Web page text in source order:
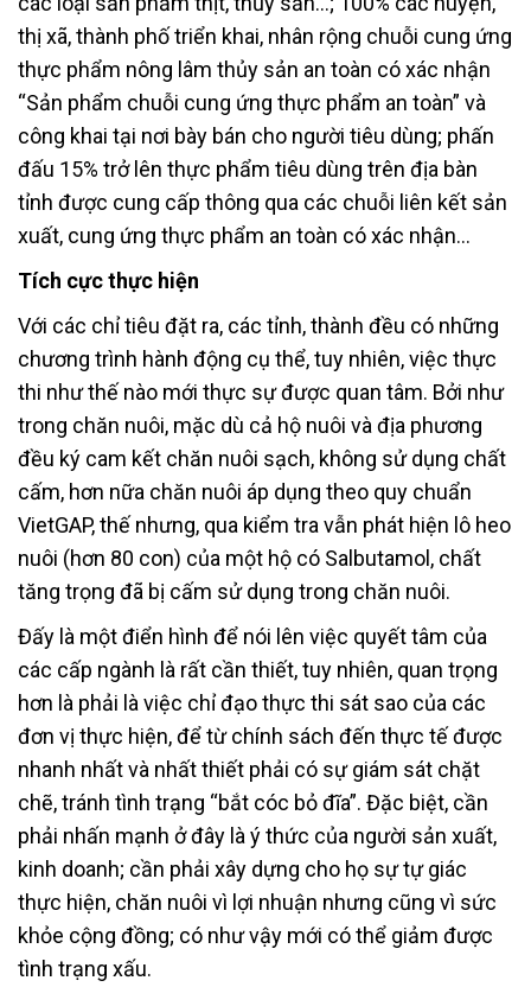
thị xã, thành phố triển khai, nhân rộng chuỗi cung ứng
thực phẩm nông lâm thủy sản an toàn có xác nhận
“Sản phẩm chuỗi cung ứng thực phẩm an toàn” và
công khai tại nơi bày bán cho người tiêu dùng; phấn
đấu 15% trở lên thực phẩm tiêu dùng trên địa bàn
tỉnh được cung cấp thông qua các chuỗi liên kết sản
xuất, cung ứng thực phẩm an toàn có xác nhận…
Tích cực thực hiện
Với các chỉ tiêu đặt ra, các tỉnh, thành đều có những
chương trình hành động cụ thể, tuy nhiên, việc thực
thi như thế nào mới thực sự được quan tâm. Bởi như
trong chăn nuôi, mặc dù cả hộ nuôi và địa phương
đều ký cam kết chăn nuôi sạch, không sử dụng chất
cấm, hơn nữa chăn nuôi áp dụng theo quy chuẩn
VietGAP, thế nhưng, qua kiểm tra vẫn phát hiện lô heo
nuôi (hơn 80 con) của một hộ có Salbutamol, chất
tăng trọng đã bị cấm sử dụng trong chăn nuôi.
Đấy là một điển hình để nói lên việc quyết tâm của
các cấp ngành là rất cần thiết, tuy nhiên, quan trọng
hơn là phải là việc chỉ đạo thực thi sát sao của các
đơn vị thực hiện, để từ chính sách đến thực tế được
nhanh nhất và nhất thiết phải có sự giám sát chặt
chẽ, tránh tình trạng “bắt cóc bỏ đĩa”. Đặc biệt, cần
phải nhấn mạnh ở đây là ý thức của người sản xuất,
kinh doanh; cần phải xây dựng cho họ sự tự giác
thực hiện, chăn nuôi vì lợi nhuận nhưng cũng vì sức
khỏe cộng đồng; có như vậy mới có thể giảm được
tình trạng xấu.